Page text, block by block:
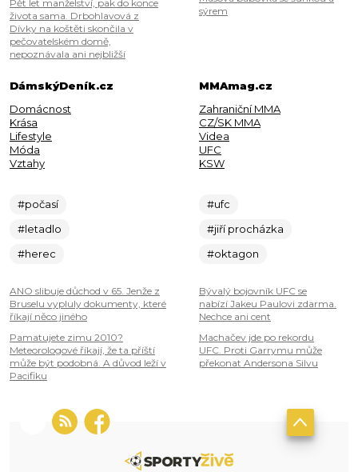
Pět let manželství, pak do konce
života sama. Drbohlavová z
Dívky na koštěti skončila v
pečovatelském domě,
nepoznávala ani nejbližší
sýrem
DámskýDeník.cz
Domácnost
Krása
Lifestyle
Móda
Vztahy
#počasí
#letadlo
#herec
ANO slibuje důchod v 65. Jenže z
Bruselu vypluly dokumenty, které
říkají něco jiného
Pamatujete zimu 2010?
Meteorologové říkají, že ta příští
může být podobná. A důvod leží v
Pacifiku
MMAmag.cz
Zahraniční MMA
CZ/SK MMA
Videa
UFC
KSW
#ufc
#jiří procházka
#oktagon
Bývalý bojovník UFC se
nabízí Jakeu Paulovi zdarma.
Nechce ani cent
Machačev jde po rekordu
UFC. Proti Garrymu může
překonat Andersona Silvu